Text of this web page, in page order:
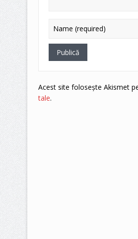
Acest site folosește Akismet
tale.